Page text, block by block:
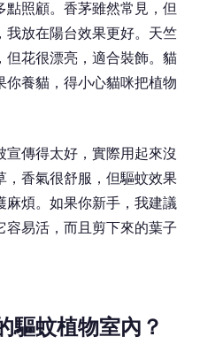
點照顧。香茅雖然常見，但
我放在陽台效果更好。天竺
但花很漂亮，適合裝飾。貓
你養貓，得小心貓咪把植物
宣傳得太好，實際用起來沒
，香氣很舒服，但驅蚊效果
麻煩。如果你新手，我建議
容易活，而且剪下來的葉子
驅蚊植物室內？